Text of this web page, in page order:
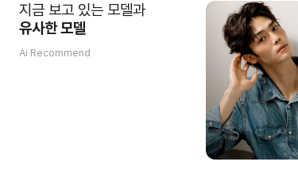
지금 보고 있는 모델과
유사한 모델
Ai Recommend